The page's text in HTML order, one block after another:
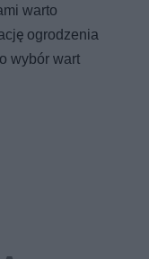
warto
ogrodzenia
wybór wart